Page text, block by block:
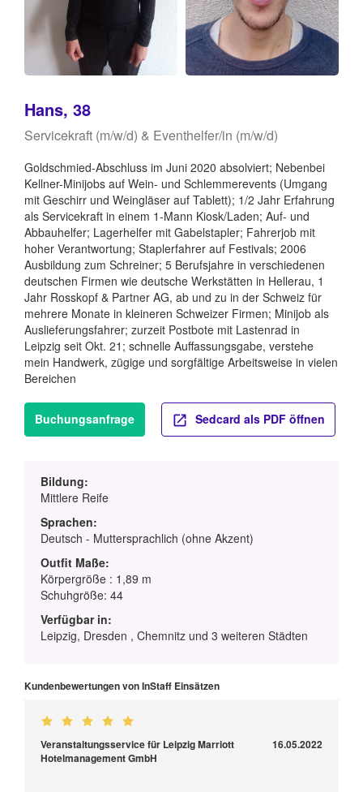
Hans, 38
Servicekraft (m/w/d) & Eventhelfer/in (m/w/d)
Goldschmied-Abschluss im Juni 2020 absolviert; Nebenbei
Kellner-Minijobs auf Wein- und Schlemmerevents (Umgang
mit Geschirr und Weingläser auf Tablett); 1/2 Jahr Erfahrung
als Servicekraft in einem 1-Mann Kiosk/Laden; Auf- und
Abbauhelfer; Lagerhelfer mit Gabelstapler; Fahrerjob mit
hoher Verantwortung; Staplerfahrer auf Festivals; 2006
Ausbildung zum Schreiner; 5 Berufsjahre in verschiedenen
deutschen Firmen wie deutsche Werkstätten in Hellerau, 1
Jahr Rosskopf & Partner AG, ab und zu in der Schweiz für
mehrere Monate in kleineren Schweizer Firmen; Minijob als
Auslieferungsfahrer; zurzeit Postbote mit Lastenrad in
Leipzig seit Okt. 21; schnelle Auffassungsgabe, verstehe
mein Handwerk, zügige und sorgfältige Arbeitsweise in vielen
Bereichen
Buchungsanfrage Sedcard als PDF öffnen
Bildung:
Mittlere Reife
Sprachen:
Deutsch - Muttersprachlich (ohne Akzent)
Outfit Maße:
Körpergröße : 1,89 m
Schuhgröße: 44
Verfügbar in:
Leipzig, Dresden , Chemnitz und 3 weiteren Städten
Kundenbewertungen von InStaff Einsätzen
Veranstaltungsservice für Leipzig Marriott
Hotelmanagement GmbH
16.05.2022